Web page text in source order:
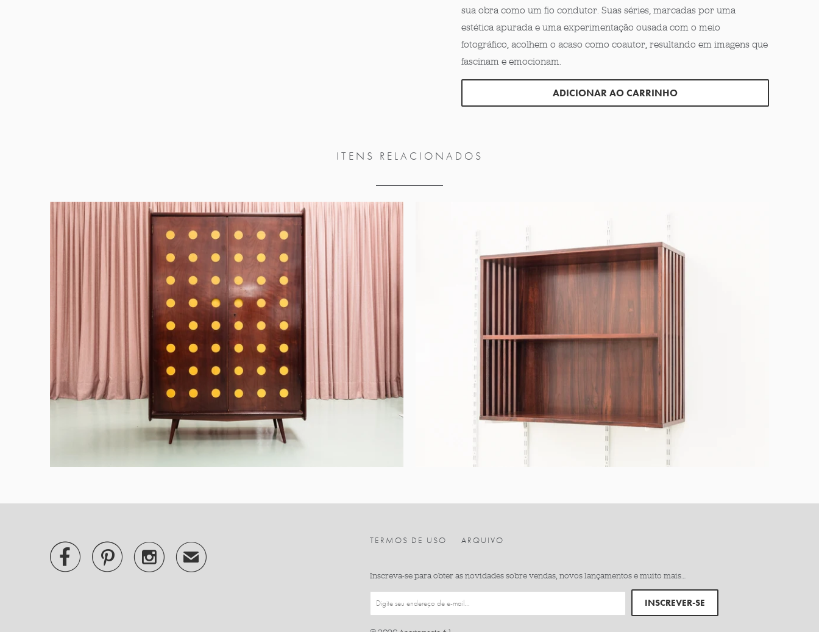
sua obra como um fio condutor. Suas séries, marcadas por uma
estética apurada e uma experimentação ousada com o meio
fotográfico, acolhem o acaso como coautor, resultando em imagens que
fascinam e emocionam.
ADICIONAR AO CARRINHO
ITENS RELACIONADOS
   ✉ TERMOS DE USO ARQUIVO
Inscreva-se para obter as novidades sobre vendas, novos lançamentos e muito mais…